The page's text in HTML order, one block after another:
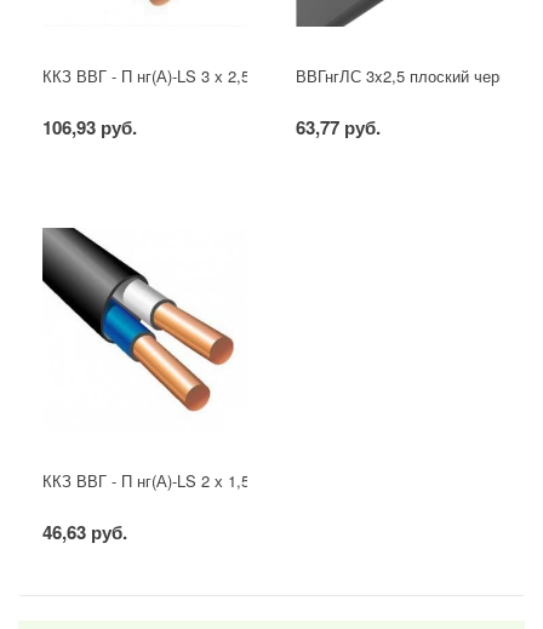
ККЗ ВВГ - П нг(А)-LS 3 х 2,5 ГОСТ
106,93 руб.
ВВГнгЛС 3x2,5 плоский черный
63,77 руб.
ККЗ ВВГ - П нг(А)-LS 2 х 1,5 ГОСТ
46,63 руб.